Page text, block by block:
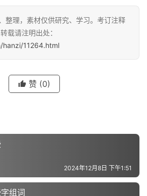
整理，素材仅供研究、学习。考订注释
载请注明出处：
11264.html
赞 (0)
2024年12月8日 下午1:51
组词